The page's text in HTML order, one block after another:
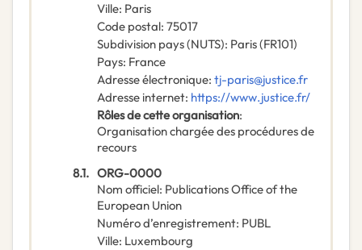
Ville: Paris
Code postal: 75017
Subdivision pays (NUTS): Paris(FR101)
Pays: France
Adresse électronique: tj-paris@justice.fr
Adresse internet: https://www.justice.fr/
Rôles de cette organisation:
Organisation chargée des procédures de
recours
8.1. ORG-0000
Nom officiel: Publications Office of the
European Union
Numéro d’enregistrement: PUBL
Ville: Luxembourg